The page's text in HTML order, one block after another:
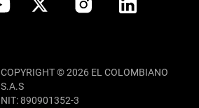
COPYRIGHT © 2026 EL COLOMBIANO
S.A.S
NIT: 890901352-3